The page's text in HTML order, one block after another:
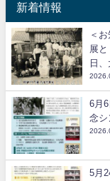
新着情報
＜
展
日
6月
念シ
5月